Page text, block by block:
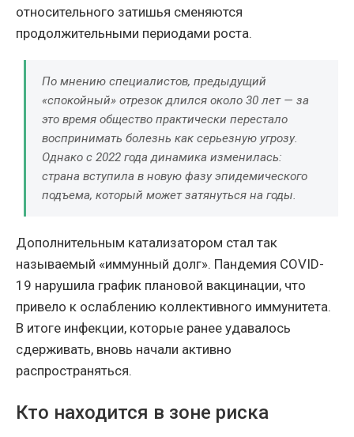
относительного затишья сменяются
продолжительными периодами роста.
По мнению специалистов, предыдущий
«спокойный» отрезок длился около 30 лет — за
это время общество практически перестало
воспринимать болезнь как серьезную угрозу.
Однако с 2022 года динамика изменилась:
страна вступила в новую фазу эпидемического
подъема, который может затянуться на годы.
Дополнительным катализатором стал так
называемый «иммунный долг». Пандемия COVID-
19 нарушила график плановой вакцинации, что
привело к ослаблению коллективного иммунитета.
В итоге инфекции, которые ранее удавалось
сдерживать, вновь начали активно
распространяться.
Кто находится в зоне риска